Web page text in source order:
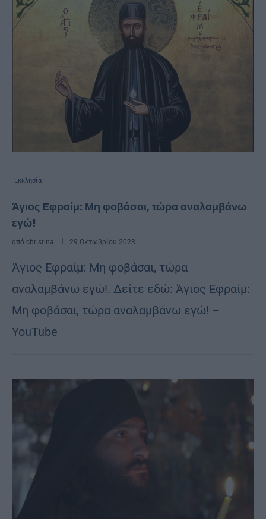
Εκκλησία
Άγιος Εφραίμ: Μη φοβάσαι, τώρα αναλαμβάνω
εγώ!
από christina 29 Οκτωβρίου 2023
Άγιος Εφραίμ: Μη φοβάσαι, τώρα
αναλαμβάνω εγώ!. Δείτε εδώ: Άγιος Εφραίμ:
Μη φοβάσαι, τώρα αναλαμβάνω εγώ! –
YouTube